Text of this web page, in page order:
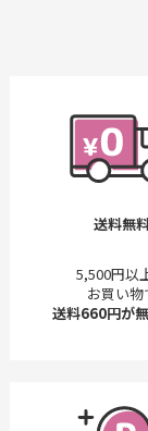
送料無
5,500円以
お買い物
送料660円が無